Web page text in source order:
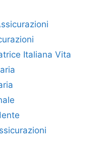
Italiana Vita